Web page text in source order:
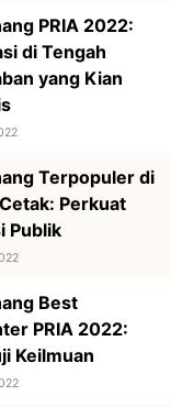
PRIA 2022:
di Tengah
yang Kian
Terpopuler di
Perkuat
Publik
Best
PRIA 2022:
Keilmuan